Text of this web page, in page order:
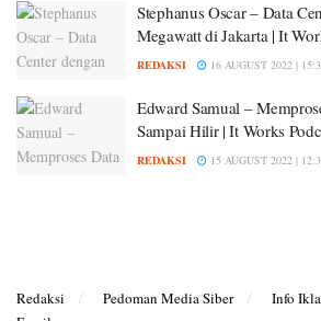
Stephanus Oscar – Data
Megawatt di Jakarta | It
REDAKSI 16 AUGUST 2022 |
Edward Samual –
Sampai Hilir | It Works
REDAKSI 15 AUGUST 2022 |
Redaksi Pedoman Media Siber Info